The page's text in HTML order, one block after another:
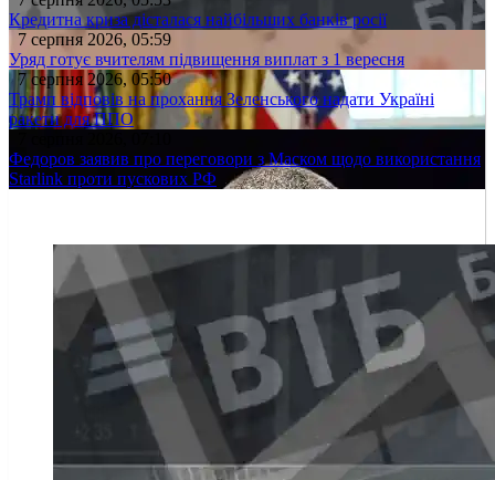
Кредитна криза дісталася найбільших банків росії
7 серпня 2026, 05:59
Уряд готує вчителям підвищення виплат з 1 вересня
7 серпня 2026, 05:50
Трамп відповів на прохання Зеленського надати Україні
ракети для ППО
Федоров заявив про переговори з Маском щодо використання
Starlink проти пускових РФ